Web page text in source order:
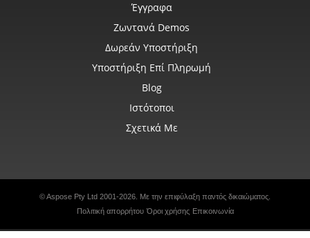
Έγγραφα
Ζωντανά Demos
Δωρεάν Υποστήριξη
Υποστήριξη Επί Πληρωμή
Blog
Ιστότοποι
Σχετικά Με
© Aspose Pty Ltd 2001-2026. Με την επιφύλαξη παντός δικαιώματος.
Πολιτική απορρήτου Όροι χρήσης Επικοινωνία